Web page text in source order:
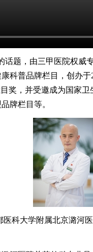
题，由三甲医院权威
科普品牌栏目，创办
奖，并受邀成为国家卫
牌栏目等。
大学附属北京潞河医